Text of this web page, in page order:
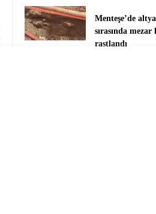
Menteşe’de
sırasında mezar
rastlandı